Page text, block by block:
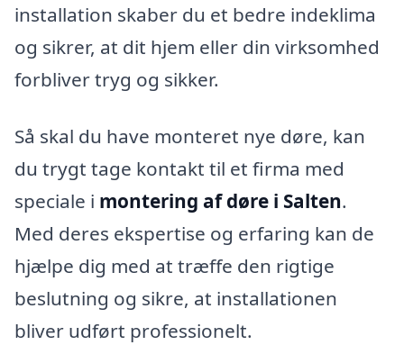
installation skaber du et bedre indeklima
og sikrer, at dit hjem eller din virksomhed
forbliver tryg og sikker.
Så skal du have monteret nye døre, kan
du trygt tage kontakt til et firma med
speciale i montering af døre i Salten.
Med deres ekspertise og erfaring kan de
hjælpe dig med at træffe den rigtige
beslutning og sikre, at installationen
bliver udført professionelt.